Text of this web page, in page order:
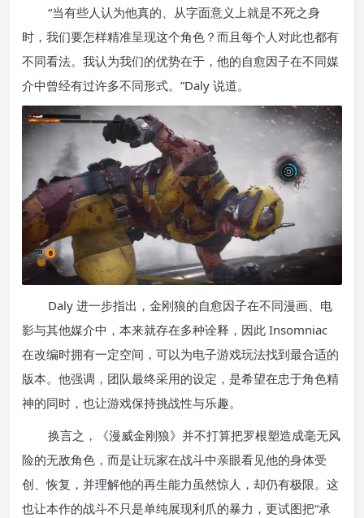
“当有些人认为他真的、从字面意义上就是不死之身
时，我们要怎样精准呈现这个角色？而且每个人对此也都有
不同看法。我认为我们的优势在于，他的自愈因子在不同媒
介中曾经有过许多不同形式。”Daly 说道。
Daly 进一步指出，金刚狼的自愈因子在不同漫画、电
影与其他媒介中，本来就存在多种诠释，因此 Insomniac
在改编时拥有一定空间，可以为电子游戏玩法找到最合适的
版本。他强调，团队最终采用的设定，是希望在忠于角色精
神的同时，也让游戏保持挑战性与乐趣。
换言之，《漫威金刚狼》并不打算把罗根塑造成毫无风
险的无敌角色，而是让玩家在战斗中亲眼看见他的身体受
创、恢复，并理解他的再生能力虽然惊人，却仍有极限。这
也让本作的战斗不只是单纯展现利爪的暴力，更试图把“承